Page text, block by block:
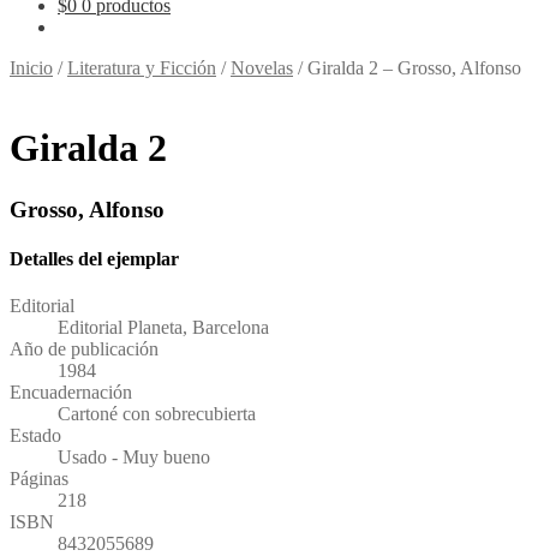
$0 0 productos
Inicio /Literatura y Ficción /Novelas /Giralda 2 – Grosso, Alfonso
Giralda 2
Grosso, Alfonso
Detalles del ejemplar
Editorial
Editorial Planeta, Barcelona
Año de publicación
1984
Encuadernación
Cartoné con sobrecubierta
Estado
Usado - Muy bueno
Páginas
218
ISBN
8432055689